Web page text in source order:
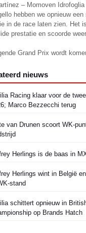
– Momoven
hebben we opnieuw
in de race laten zien. Het
prestatie en scoorde
Grand Prix wordt
nieuws
Racing klaar voor de
Marco Bezzecchi terug
van Drunen scoort WK-
Herlings is de baas in
Herlings wint in België
stand
schittert opnieuw in
op Brands Hatch